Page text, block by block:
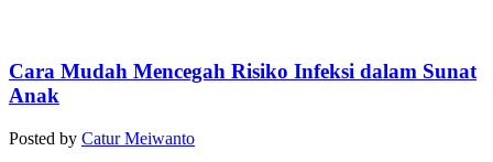
Cara Mudah Mencegah Risiko Infeksi dalam Sunat
Anak
Posted by Catur Meiwanto